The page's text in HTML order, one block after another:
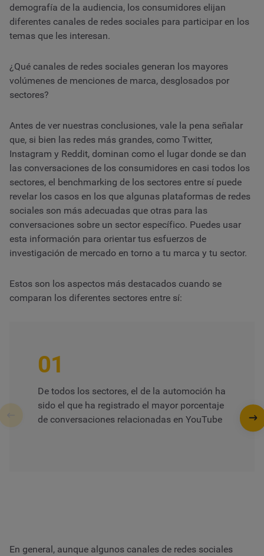
demografía de la audiencia, los consumidores elijan
diferentes canales de redes sociales para participar en los
temas que les interesan.
¿Qué canales de redes sociales generan los mayores
volúmenes de menciones de marca, desglosados por
sectores?
Antes de ver nuestras conclusiones, vale la pena señalar
que, si bien las redes más grandes, como Twitter,
Instagram y Reddit, dominan como el lugar donde se dan
las conversaciones de los consumidores en casi todos los
sectores, el benchmarking de los sectores entre sí puede
revelar los casos en los que algunas plataformas de redes
sociales son más adecuadas que otras para las
conversaciones sobre un sector específico. Puedes usar
esta información para orientar tus esfuerzos de
investigación de mercado en torno a tu marca y tu sector.
Estos son los aspectos más destacados cuando se
comparan los diferentes sectores entre sí:
01
De todos los sectores, el de la automoción ha
sido el que ha registrado el mayor porcentaje
de conversaciones relacionadas en YouTube
En general, aunque algunos canales de redes sociales